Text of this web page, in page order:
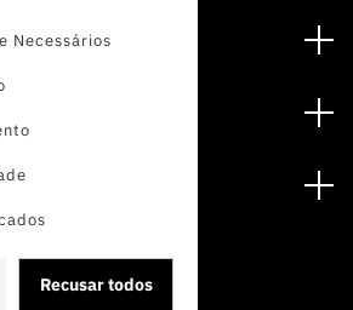
de Concursos
2026
para o Conhecimento
e Informação
para fins científicos –
Estratégico
Ciência e a Tecnologia
Necessários
Recusar todos